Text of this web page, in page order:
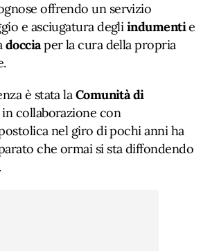
offrendo un servizio
e asciugatura degliindumentie
docciaper la cura della propria
è stata laComunità di
collaborazione con
nel giro di pochi anni ha
che ormai si sta diffondendo